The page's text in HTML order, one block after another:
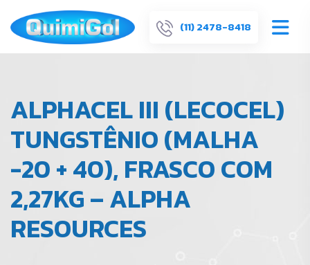
(11) 2478-8418
ALPHACEL III (LECOCEL)
TUNGSTÊNIO (MALHA
-20 + 40), FRASCO COM
2,27KG – ALPHA
RESOURCES